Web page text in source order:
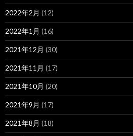
2022年2月 (12)
2022年1月 (16)
2021年12月 (30)
2021年11月 (17)
2021年10月 (20)
2021年9月 (17)
2021年8月 (18)